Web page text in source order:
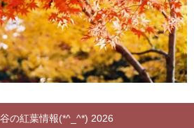
の紅葉情報(*^_^*) 2026